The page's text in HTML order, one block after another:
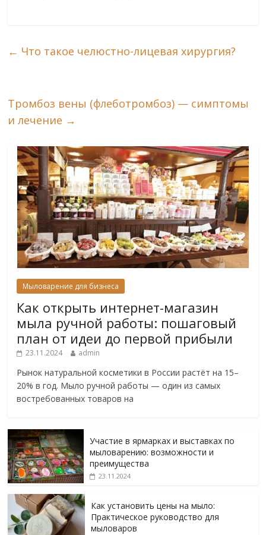
← Что такое челюстно-лицевая хирургия?
Тромбоз вены (флеботромбоз) — симптомы
и лечение →
Мыловарение для бизнеса
Как открыть интернет-магазин
мыла ручной работы: пошаговый
план от идеи до первой прибыли
23.11.2024 admin
Рынок натуральной косметики в России растёт на 15–
20% в год. Мыло ручной работы — один из самых
востребованных товаров на
Участие в ярмарках и выставках по
мыловарению: возможности и
преимущества
23.11.2024
Как установить цены на мыло:
Практическое руководство для
мыловаров